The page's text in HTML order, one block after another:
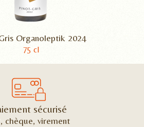
Organoleptik 2024
75 cl
sécurisé
chèque, virement